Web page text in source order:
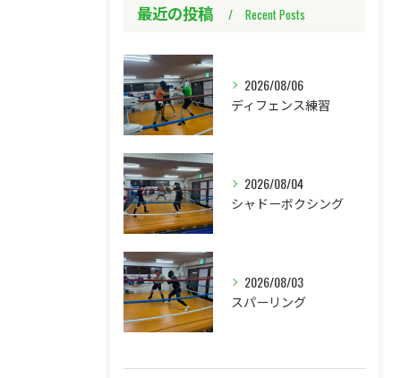
最近の投稿 Recent Posts
2026/08/06
ディフェンス練習
2026/08/04
シャドーボクシング
2026/08/03
スパーリング